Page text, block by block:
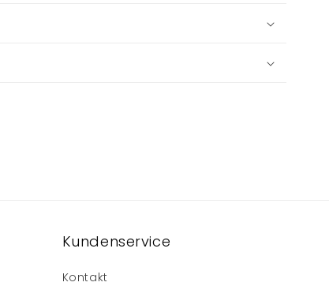
Kundenservice
Kontakt